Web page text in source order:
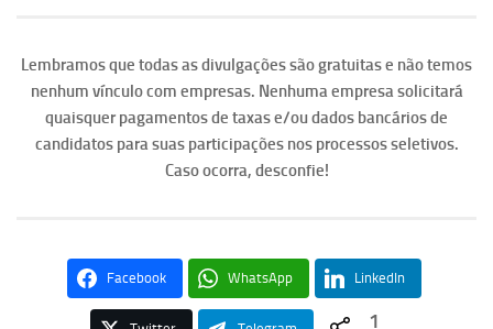
Lembramos que todas as divulgações são gratuitas e não temos
nenhum vínculo com empresas. Nenhuma empresa solicitará
quaisquer pagamentos de taxas e/ou dados bancários de
candidatos para suas participações nos processos seletivos.
Caso ocorra, desconfie!
Facebook WhatsApp LinkedIn
1